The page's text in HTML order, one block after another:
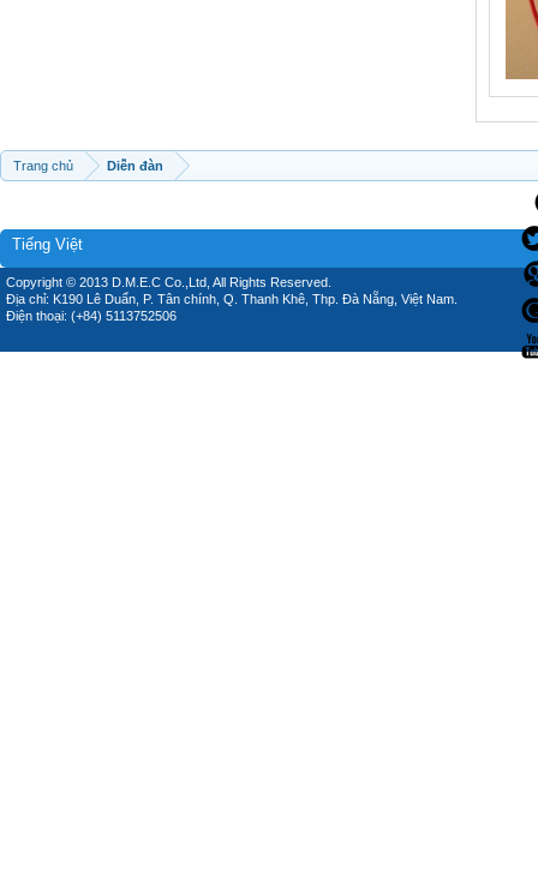
Trang chủ Diễn đàn
Tiếng Việt
Copyright © 2013 D.M.E.C Co.,Ltd, All Rights Reserved.
Địa chỉ: K190 Lê Duẩn, P. Tân chính, Q. Thanh Khê, Thp. Đà Nẵng, Việt Nam.
Điện thoại: (+84) 5113752506